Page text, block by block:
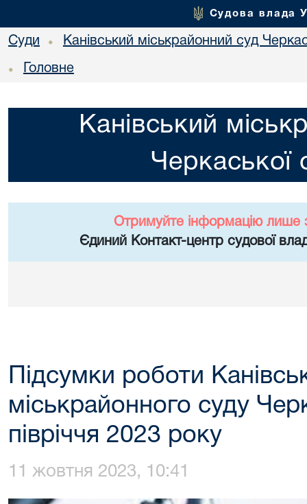
Судова влада
Суди • Канівський міськрайонний суд
• Головне
Канівський
Черкаської
Отримуйте інформацію лише
Єдиний Контакт-центр судової
Підсумки роботи
міськрайонного суду
півріччя 2023 року
11 жовтня 2023, 10:41